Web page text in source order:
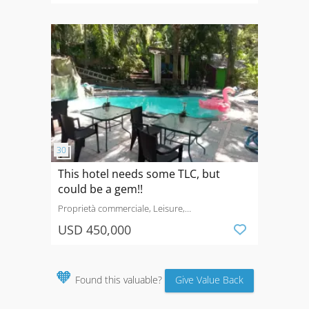
This hotel needs some TLC, but
could be a gem!!
Proprietà commerciale, Leisure,
USD 450,000
🧡 Found this valuable? Give Value Back